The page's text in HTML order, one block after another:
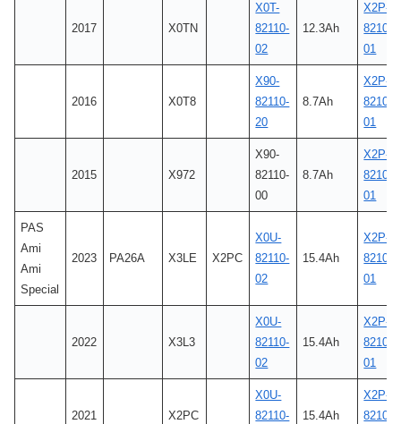
2017 X0TN
X0T-
82110-
02
12.3Ah
X2P-
8210C-
01
2016 X0T8
X90-
82110-
20
8.7Ah
X2P-
8210C-
01
2015 X972
X90-
82110-
00
8.7Ah
X2P-
8210C-
01
PAS
Ami
Ami
Special
2023 PA26A X3LE X2PC
X0U-
82110-
02
15.4Ah
X2P-
8210C-
01
2022 X3L3
X0U-
82110-
02
15.4Ah
X2P-
8210C-
01
2021 X2PC
X0U-
82110-
15.4Ah
X2P-
8210C-